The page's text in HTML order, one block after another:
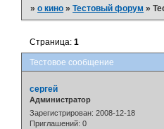
»о кино »Тестовый форум »
Тестовое сообщение
Страница:1
сергей
Администратор
Зарегистрирован: 2008-12-18
Приглашений: 0